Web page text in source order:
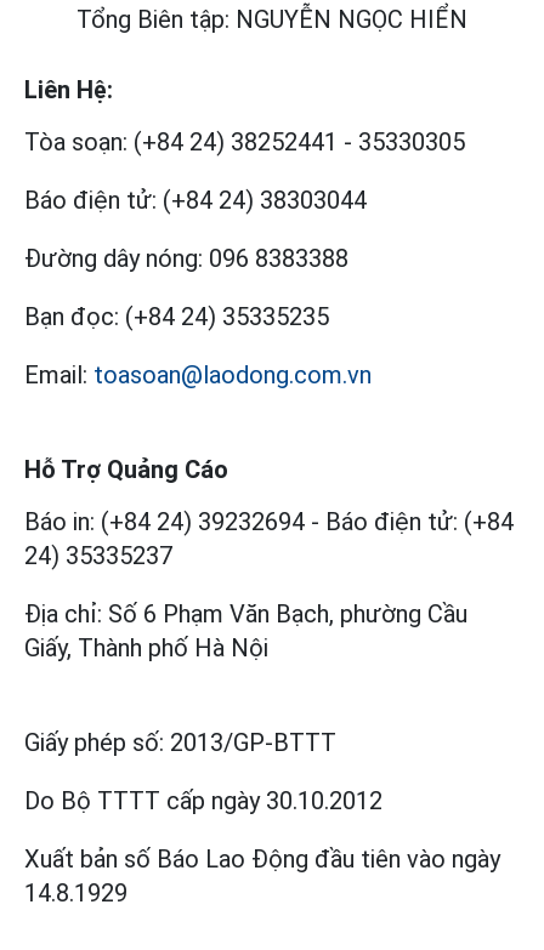
Tổng Biên tập: NGUYỄN NGỌC HIỂN
Liên Hệ:
Tòa soạn: (+84 24) 38252441 - 35330305
Báo điện tử: (+84 24) 38303044
Đường dây nóng: 096 8383388
Bạn đọc: (+84 24) 35335235
Email: toasoan@laodong.com.vn
Hỗ Trợ Quảng Cáo
Báo in: (+84 24) 39232694 - Báo điện tử: (+84
24) 35335237
Địa chỉ: Số 6 Phạm Văn Bạch, phường Cầu
Giấy, Thành phố Hà Nội
Giấy phép số: 2013/GP-BTTT
Do Bộ TTTT cấp ngày 30.10.2012
Xuất bản số Báo Lao Động đầu tiên vào ngày
14.8.1929